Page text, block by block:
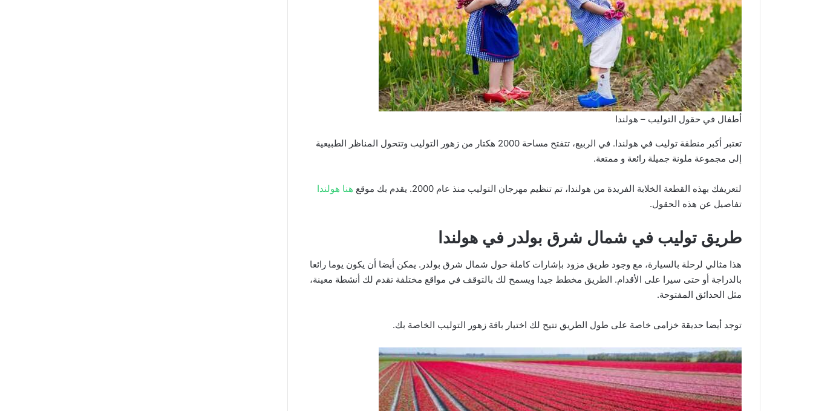
أطفال في حقول التوليب – هولندا
تعتبر أكبر منطقة توليب في هولندا. في الربيع، تتفتح مساحة 2000 هكتار من زهور التوليب وتتحول المناظر الطبيعية
إلى مجموعة ملونة جميلة رائعة و ممتعة.
لتعريفك بهذه القطعة الخلابة الفريدة من هولندا، تم تنظيم مهرجان التوليب منذ عام 2000. يقدم بك موقع
هنا هولندا
تفاصيل عن هذه الحقول.
طريق توليب في شمال شرق بولدر في هولندا
هذا مثالي لرحلة بالسيارة، مع وجود طريق مزود بإشارات كاملة حول شمال شرق بولدر. يمكن أيضا أن يكون يوما رائعا
بالدراجة أو حتى سيرا على الأقدام. الطريق مخطط جيدا ويسمح لك بالتوقف في مواقع مختلفة تقدم لك أنشطة معينة،
مثل الحدائق المفتوحة.
توجد أيضا حديقة خزامى خاصة على طول الطريق تتيح لك اختيار باقة زهور التوليب الخاصة بك.